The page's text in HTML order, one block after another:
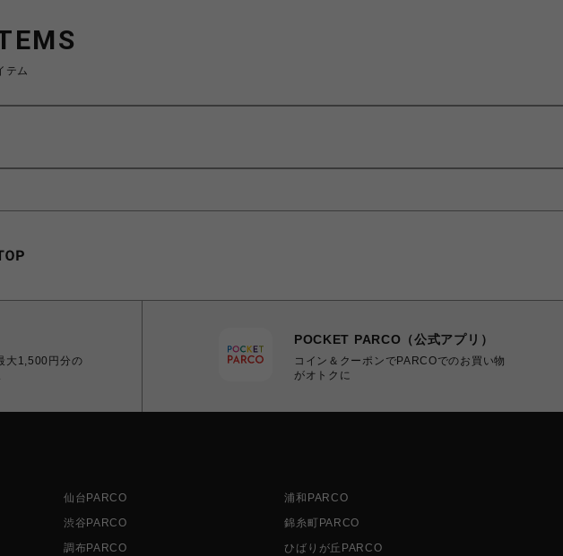
テム
大1,500円分の
POCKET PARCO（公式アプリ）
コイン＆クーポンでPARCOでのお買い物
がオトクに
仙台PARCO
浦和PARCO
渋谷PARCO
錦糸町PARCO
調布PARCO
ひばりが丘PARCO